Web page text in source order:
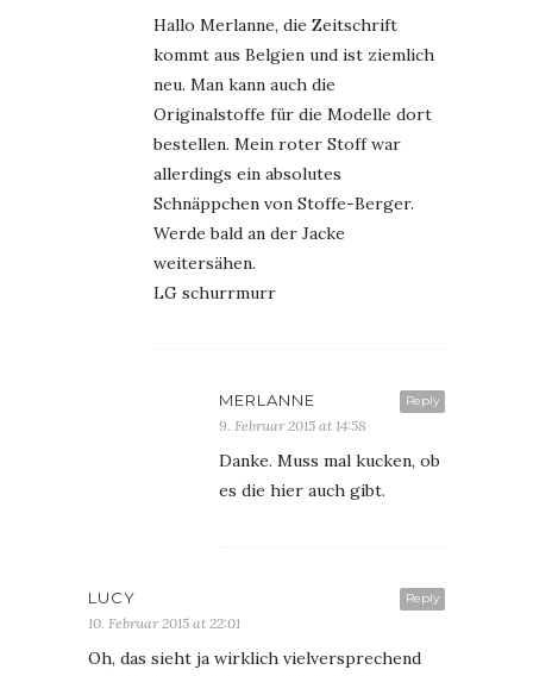
Hallo Merlanne, die Zeitschrift
kommt aus Belgien und ist ziemlich
neu. Man kann auch die
Originalstoffe für die Modelle dort
bestellen. Mein roter Stoff war
allerdings ein absolutes
Schnäppchen von Stoffe-Berger.
Werde bald an der Jacke
weitersähen.
LG schurrmurr
Reply
MERLANNE
9. Februar 2015 at 14:58
Danke. Muss mal kucken, ob
es die hier auch gibt.
Reply
LUCY
10. Februar 2015 at 22:01
Oh, das sieht ja wirklich vielversprechend